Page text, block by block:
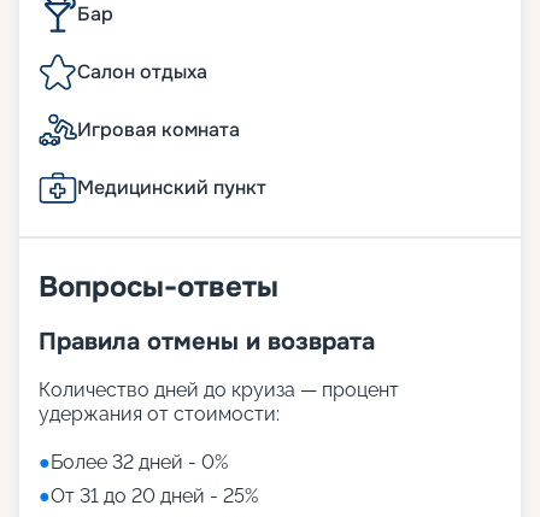
Бар
Салон отдыха
Игровая комната
Медицинский пункт
Вопросы-ответы
Правила отмены и возврата
Количество дней до круиза — процент
удержания от стоимости:
●Более 32 дней - 0%
●От 31 до 20 дней - 25%